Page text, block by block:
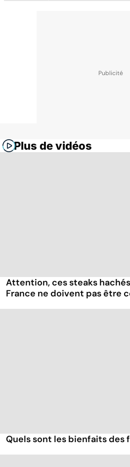
Plus de vidéos
Attention, ces steaks
France ne doivent pas être
Quels sont les bienfaits des